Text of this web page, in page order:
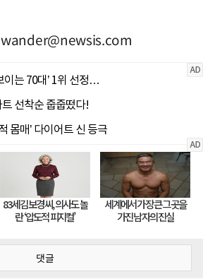
wander@newsis.com
댓글